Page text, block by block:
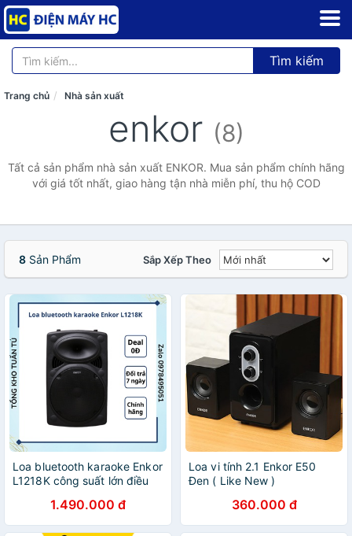
Tìm kiếm
Trang chủ Nhà sản xuất
enkor (8)
Tất cả sản phẩm nhà sản xuất ENKOR. Mua sản phẩm chính hãng
với giá tốt nhất, giao hàng tận nhà miễn phí, thu hộ COD
8 Sản Phẩm Sắp Xếp Theo
Loa bluetooth karaoke Enkor
L1218K công suất lớn điều
1.490.000 đ
Loa vi tính 2.1 Enkor E50
Đen ( Like New )
360.000 đ